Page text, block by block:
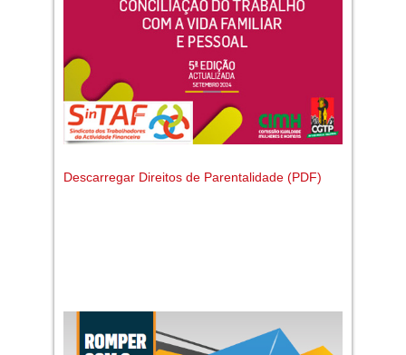
Descarregar Direitos de Parentalidade (PDF)